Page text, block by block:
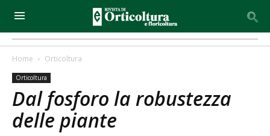
Home Orticoltura
Orticoltura
Dal fosforo la robustezza
delle piante